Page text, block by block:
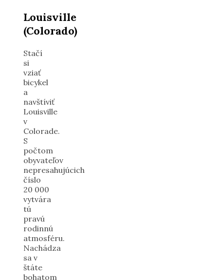
Louisville
(Colorado)
Stačí
si
vziať
bicykel
a
navštíviť
Louisville
v
Colorade.
S
počtom
obyvateľov
nepresahujúcich
číslo
20 000
vytvára
tú
pravú
rodinnú
atmosféru.
Nachádza
sa v
štáte
bohatom